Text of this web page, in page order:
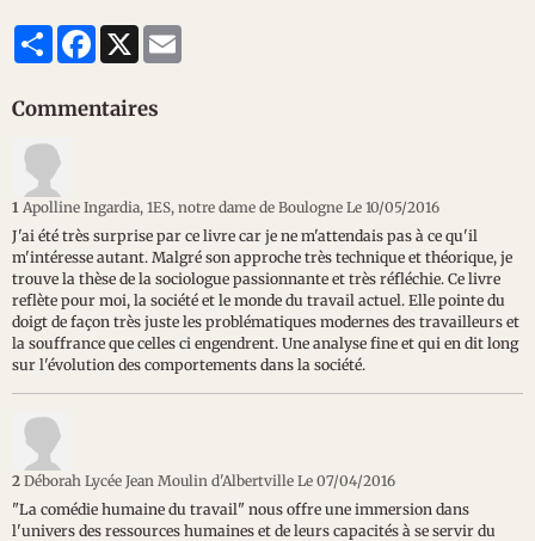
PartagerFacebook
X
Commentaires
1 Apolline Ingardia, 1ES, notre dame de Boulogne Le 10/05/2016
J'ai été très surprise par ce livre car je ne m'attendais pas à ce qu'il
m'intéresse autant. Malgré son approche très technique et théorique, je
trouve la thèse de la sociologue passionnante et très réfléchie. Ce livre
reflète pour moi, la société et le monde du travail actuel. Elle pointe du
doigt de façon très juste les problématiques modernes des travailleurs et
la souffrance que celles ci engendrent. Une analyse fine et qui en dit long
sur l'évolution des comportements dans la société.
2 Déborah Lycée Jean Moulin d'Albertville Le 07/04/2016
"La comédie humaine du travail" nous offre une immersion dans
l'univers des ressources humaines et de leurs capacités à se servir du